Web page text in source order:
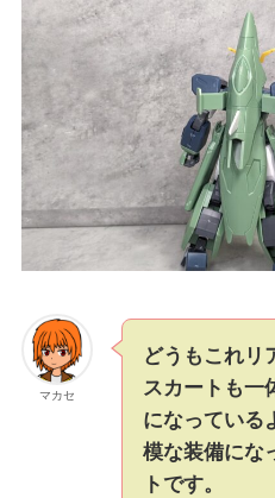
マカセ
どうもこれリ
スカートも一
になっている
模な装備にな
トです。